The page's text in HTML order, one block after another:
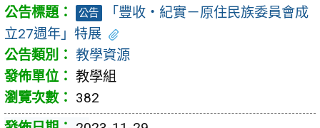
公告
「豐收‧紀實－原住民族委員會成
立27週年」特展
教學資源
教學組
382